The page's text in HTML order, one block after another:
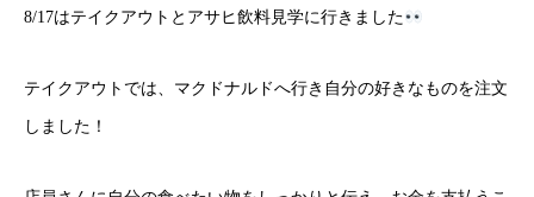
8/17はテイクアウトとアサヒ飲料見学に行きました
テイクアウトでは、マクドナルドへ行き自分の好きなものを注文
しました！